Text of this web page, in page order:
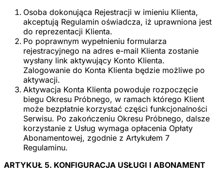
Osoba dokonująca Rejestracji w imieniu Klienta,
akceptują Regulamin oświadcza, iż uprawniona jest
do reprezentacji Klienta.
Po poprawnym wypełnieniu formularza
rejestracyjnego na adres e-mail Klienta zostanie
wysłany link aktywujący Konto Klienta.
Zalogowanie do Konta Klienta będzie możliwe po
aktywacji.
Aktywacja Konta Klienta powoduje rozpoczęcie
biegu Okresu Próbnego, w ramach którego Klient
może bezpłatnie korzystać części funkcjonalności
Serwisu. Po zakończeniu Okresu Próbnego, dalsze
korzystanie z Usług wymaga opłacenia Opłaty
Abonamentowej, zgodnie z Artykułem 7
Regulaminu.
ARTYKUŁ 5. KONFIGURACJA USŁUGI I ABONAMENT